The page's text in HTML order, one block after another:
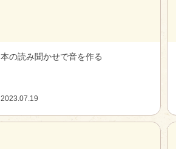
本の読み聞かせで音を作る
2023.07.19